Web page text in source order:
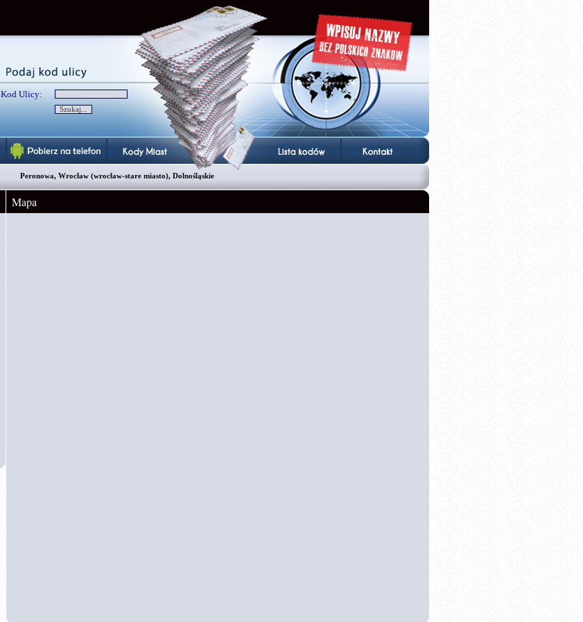
Kod Ulicy:
Peronowa, Wrocław (wrocław-stare miasto), Dolnośląskie
Mapa